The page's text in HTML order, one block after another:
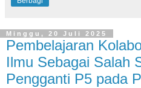
Minggu, 20 Juli 2025
Pembelajaran
Ilmu Sebagai Salah
Pengganti P5 pada